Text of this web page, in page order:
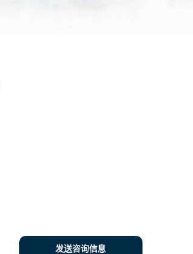
发送咨询信息